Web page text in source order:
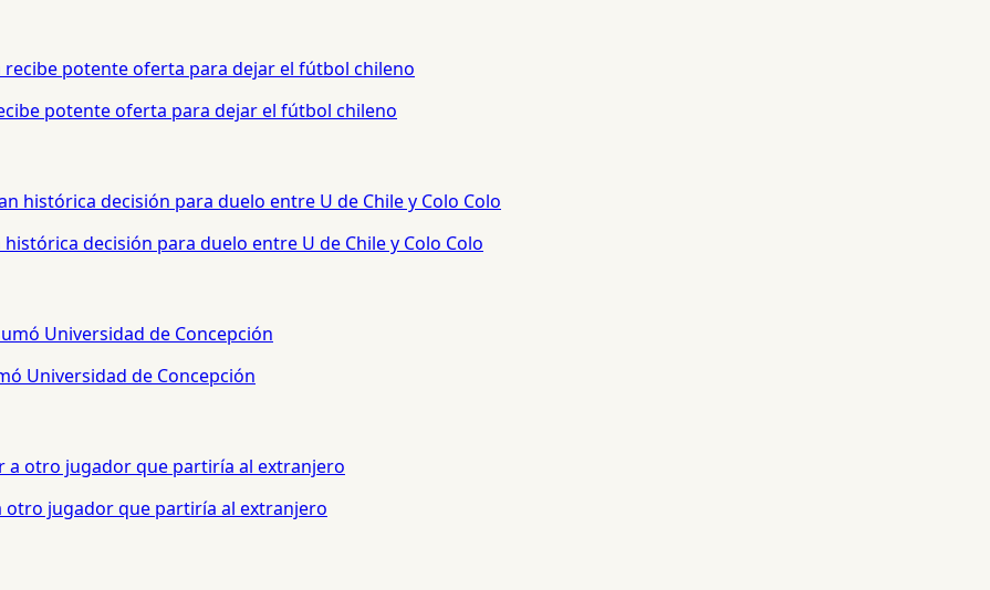
potente oferta para dejar el fútbol chileno
decisión para duelo entre U de Chile y Colo Colo
Universidad de Concepción
otro jugador que partiría al extranjero